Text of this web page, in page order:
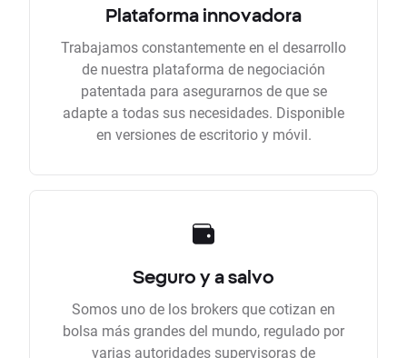
Plataforma innovadora
Trabajamos constantemente en el desarrollo
de nuestra plataforma de negociación
patentada para asegurarnos de que se
adapte a todas sus necesidades. Disponible
en versiones de escritorio y móvil.
Seguro y a salvo
Somos uno de los brokers que cotizan en
bolsa más grandes del mundo, regulado por
varias autoridades supervisoras de